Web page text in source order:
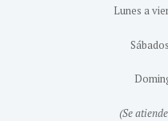
Lunes a
(Se